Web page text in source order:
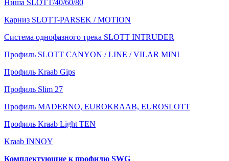
Ниша SLOTT/40/60/80
Карниз SLOTT-PARSEK / MOTION
Система однофазного трека SLOTT INTRUDER
Профиль SLOTT CANYON / LINE / VILAR MINI
Профиль Kraab Gips
Профиль Slim 27
Профиль MADERNO, EUROKRAAB, EUROSLOTT
Профиль Kraab Light TEN
Kraab INNOY
Комплектующие к профилю SWG